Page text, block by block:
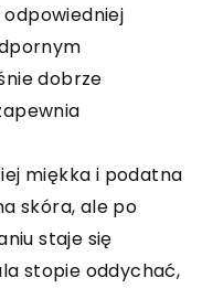
dobrze
miękka i podatna
skóra, ale po
staje się
stopie oddychać,